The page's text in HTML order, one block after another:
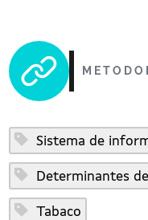
Sistema de
Determinantes
Tabaco